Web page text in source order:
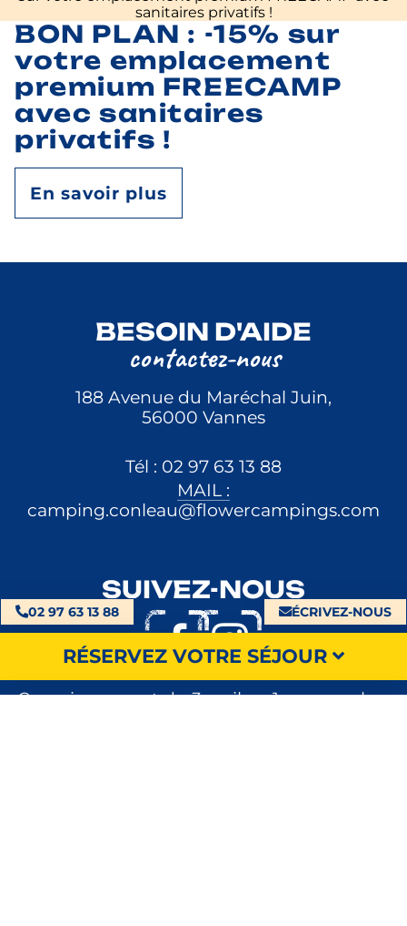
02 97 63 13 88 ÉCRIVEZ-NOUS
RÉSERVEZ VOTRE SÉJOUR
sanitaires privatifs !
BON PLAN : -15% sur
votre emplacement
premium FREECAMP
avec sanitaires
privatifs !
En savoir plus
BESOIN D'AIDE
contactez-nous
188 Avenue du Maréchal Juin,
56000 Vannes
Tél : 02 97 63 13 88
MAIL :
camping.conleau@flowercampings.com
SUIVEZ-NOUS
Camping ouvert du 3 avril au 1er novembre